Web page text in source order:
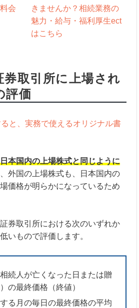
券取引所に上場され
評価
と、実務で使えるオリジナル書
本国内の上場株式と同じように
外国の上場株式も、日本国内の
価格が明らかになっているため
券取引所における次のいずれか
いもので評価します。
続人が亡くなった日または贈
の最終価格（終値）
る月の毎日の最終価格の平均